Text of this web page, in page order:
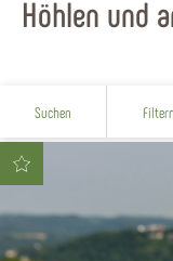
Höhlen und
Suchen Filtern